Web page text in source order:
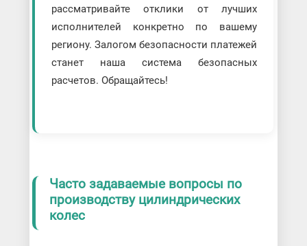
рассматривайте отклики от лучших
исполнителей конкретно по вашему
региону. Залогом безопасности платежей
станет наша система безопасных
расчетов. Обращайтесь!
Часто задаваемые вопросы по
производству цилиндрических
колес